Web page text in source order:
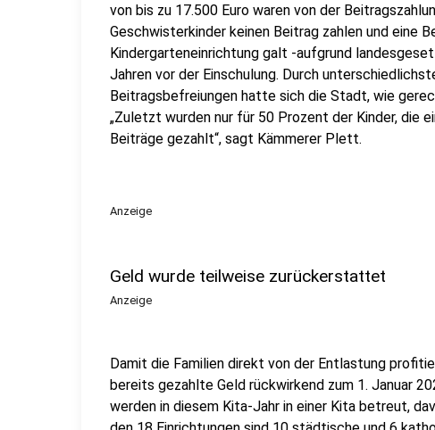
von bis zu 17.500 Euro waren von der
Geschwisterkinder keinen Beitrag zahlen und eine
Kindergarteneinrichtung galt -aufgrund
Jahren vor der Einschulung. Durch
Beitragsbefreiungen hatte sich die Stadt, wie
„Zuletzt wurden nur für 50 Prozent der Kinder, die
Beiträge gezahlt“, sagt Kämmerer Plett.
Anzeige
Geld wurde teilweise zurückerstattet
Anzeige
Damit die Familien direkt von der Entlastung
bereits gezahlte Geld rückwirkend zum 1. Januar
werden in diesem Kita-Jahr in einer Kita betreut,